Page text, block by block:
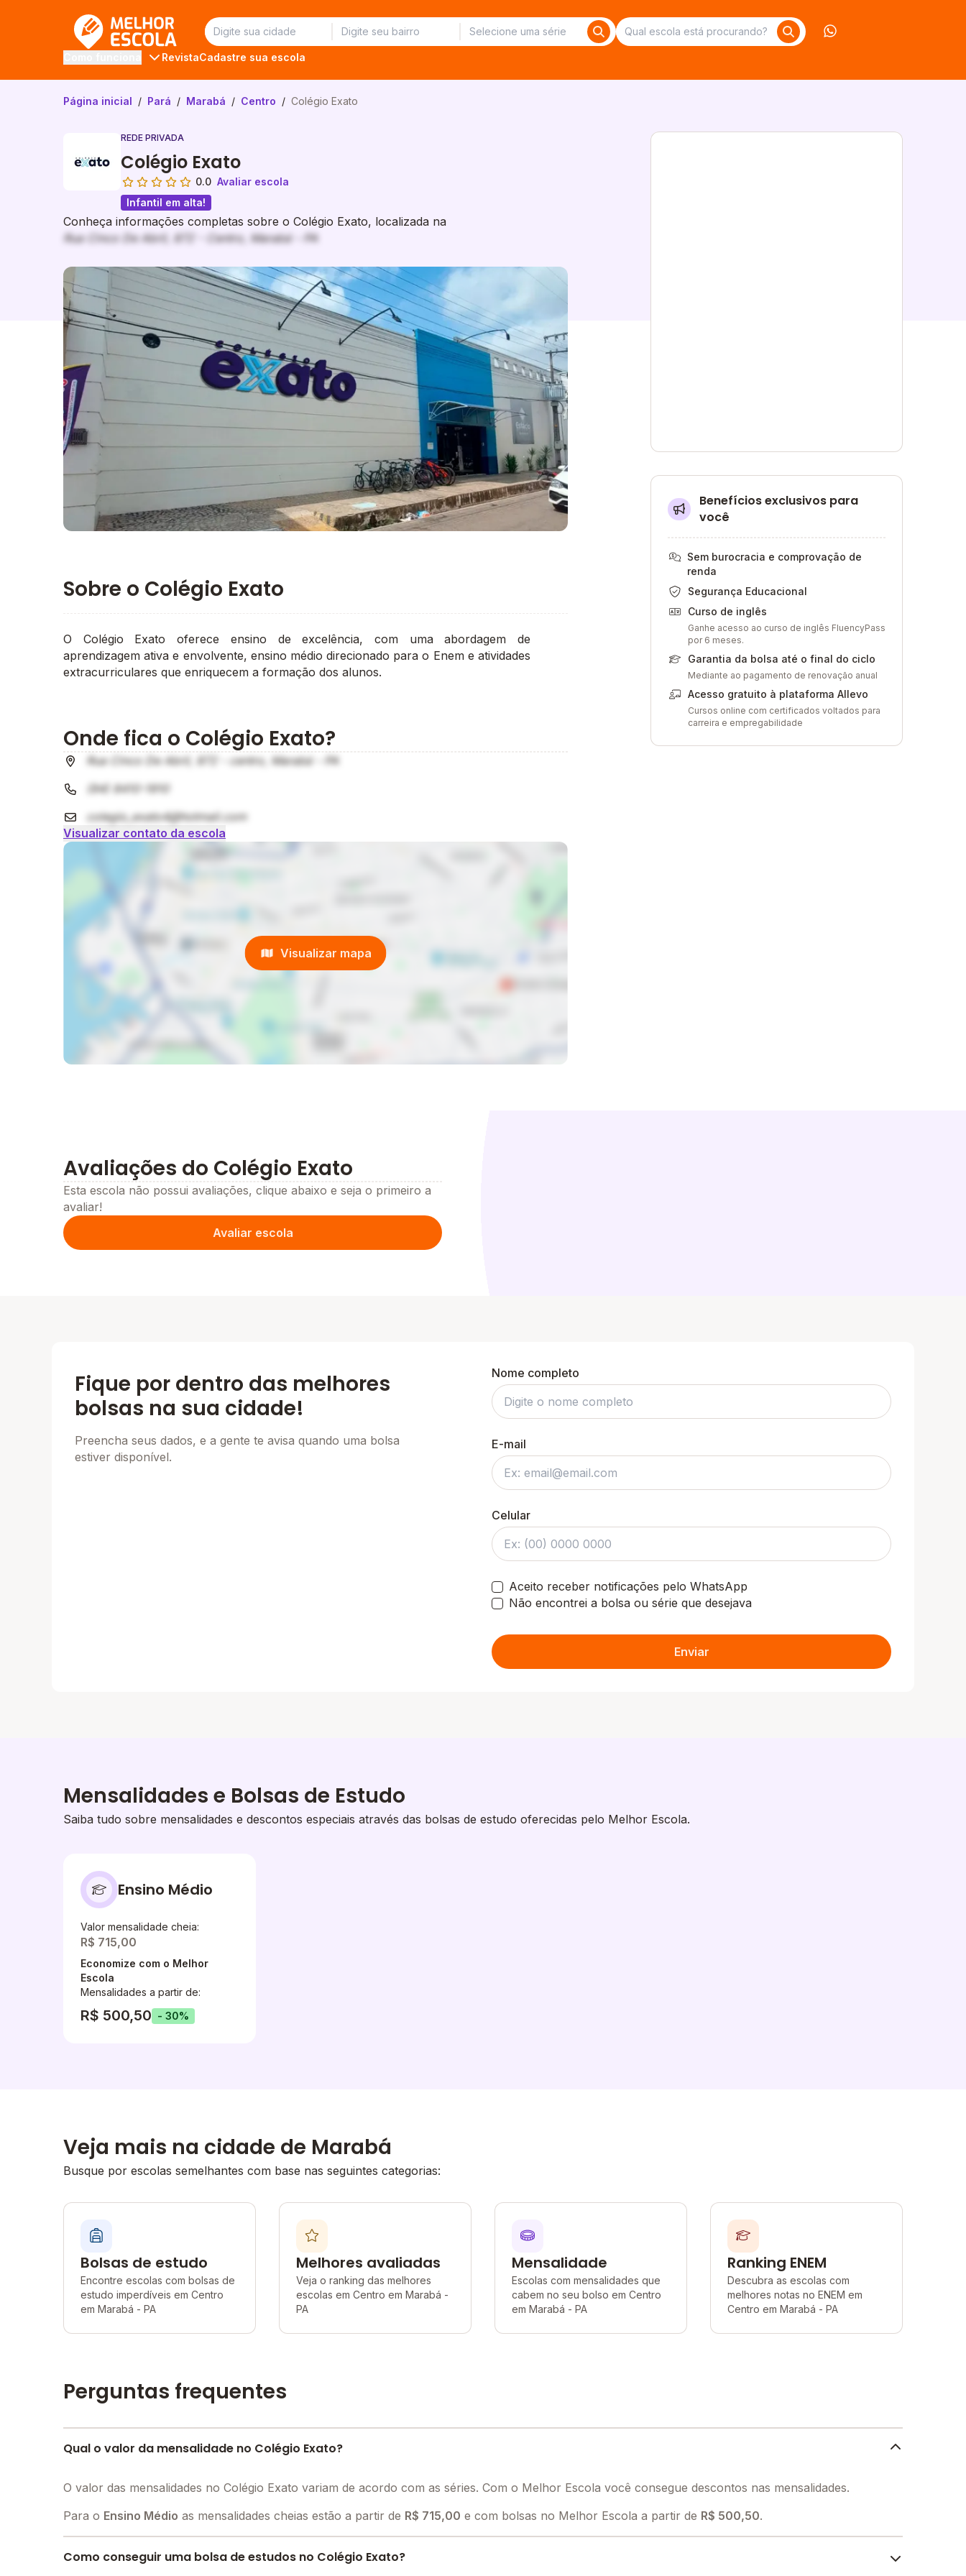
RevistaCadastre sua escola
Página inicial / Pará / Marabá / Centro / Colégio Exato
REDE PRIVADA
Colégio Exato
0.0 Avaliar escola
Infantil em alta!
Conheça informações completas sobre o Colégio Exato, localizada na
Rua Cinco De Abril, 872 - Centro, Marabá - PA
Benefícios exclusivos para
você
Sem burocracia e comprovação de
renda
Segurança Educacional
Curso de inglês
Ganhe acesso ao curso de inglês FluencyPass
por 6 meses.
Garantia da bolsa até o final do ciclo
Mediante ao pagamento de renovação anual
Acesso gratuito à plataforma Allevo
Cursos online com certificados voltados para
carreira e empregabilidade
Galeria de imagem
Sobre o Colégio Exato
O Colégio Exato oferece ensino de excelência, com uma abordagem de
aprendizagem ativa e envolvente, ensino médio direcionado para o Enem e atividades
extracurriculares que enriquecem a formação dos alunos.
Onde fica o Colégio Exato?
Rua Cinco De Abril, 872 - centro, Marabá - PA
(94) 8410-1910
colegio_exato4@hotmail.com
Visualizar contato da escola
Visualizar mapa
Avaliações do Colégio Exato
Esta escola não possui avaliações, clique abaixo e seja o primeiro a
avaliar!
Avaliar escola
Fique por dentro das melhores
bolsas na sua cidade!
Preencha seus dados, e a gente te avisa quando uma bolsa
estiver disponível.
Nome completo
E-mail
Celular
Aceito receber notificações pelo WhatsApp
Não encontrei a bolsa ou série que desejava
Enviar
Mensalidades e Bolsas de Estudo
Saiba tudo sobre mensalidades e descontos especiais através das bolsas de estudo oferecidas pelo Melhor Escola.
Ensino Médio
Valor mensalidade cheia:
R$ 715,00
Economize com o Melhor
Escola
Mensalidades a partir de:
R$ 500,50 - 30%
Veja mais na cidade de Marabá
Busque por escolas semelhantes com base nas seguintes categorias:
Bolsas de estudo
Encontre escolas com bolsas de
estudo imperdíveis em Centro
em Marabá - PA
Melhores avaliadas
Veja o ranking das melhores
escolas em Centro em Marabá -
PA
Mensalidade
Escolas com mensalidades que
cabem no seu bolso em Centro
em Marabá - PA
Ranking ENEM
Descubra as escolas com
melhores notas no ENEM em
Centro em Marabá - PA
Perguntas frequentes
Qual o valor da mensalidade no Colégio Exato?
O valor das mensalidades no Colégio Exato variam de acordo com as séries. Com o Melhor Escola você consegue descontos nas mensalidades.
Para o Ensino Médio as mensalidades cheias estão a partir de R$ 715,00 e com bolsas no Melhor Escola a partir de R$ 500,50.
Como conseguir uma bolsa de estudos no Colégio Exato?